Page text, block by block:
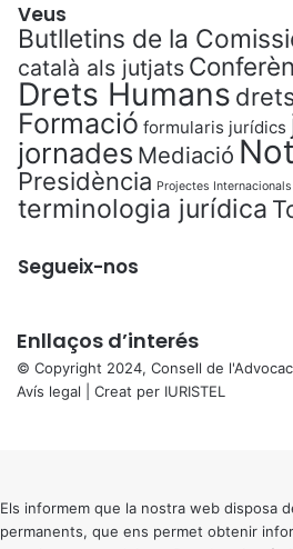
Veus
Butlletins de la
català als jutjats
Drets Humans
Formació formularis jurídics
jornades Mediació
Presidència Projectes Internacionals
terminologia jurídica
Segueix-nos
Enllaços d’interés
© Copyright 2024, Consell de
Avís legal | Creat per IURISTEL
button
Els informem que la nostra web disposa
permanents, que ens permet obtenir